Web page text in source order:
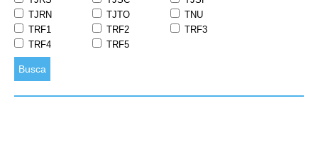
TJRN
TJTO
TNU
TRF1
TRF2
TRF3
TRF4
TRF5
Busca